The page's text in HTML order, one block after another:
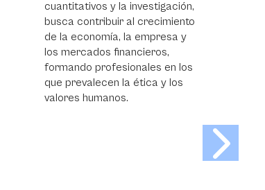
cuantitativos y la investigación,
busca contribuir al crecimiento
de la economía, la empresa y
los mercados financieros,
formando profesionales en los
que prevalecen la ética y los
valores humanos.